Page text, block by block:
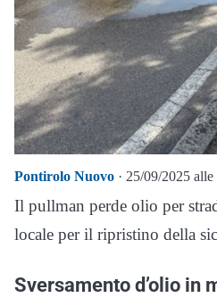
Pontirolo Nuovo · 25/09/2025
Il pullman perde olio per
locale per il ripristino della
Sversamento d’olio in